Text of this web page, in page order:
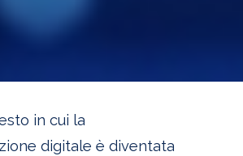
in cui la
digitale è diventata